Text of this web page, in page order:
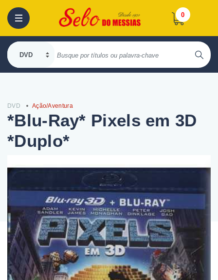
0
DVD Ação/Aventura
*Blu-Ray* Pixels em 3D
*Duplo*